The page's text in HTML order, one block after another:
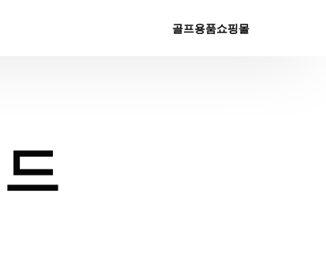
골프용품쇼핑몰